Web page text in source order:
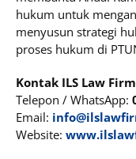
hukum untuk
menyusun strategi
proses hukum di
Kontak ILS Law
Telepon / WhatsApp:
Email:
Website: